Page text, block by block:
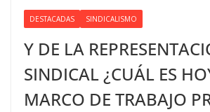
DESTACADAS SINDICALISMO
Y DE LA
SINDICAL ¿CUÁL ES
MARCO DE TRABAJO